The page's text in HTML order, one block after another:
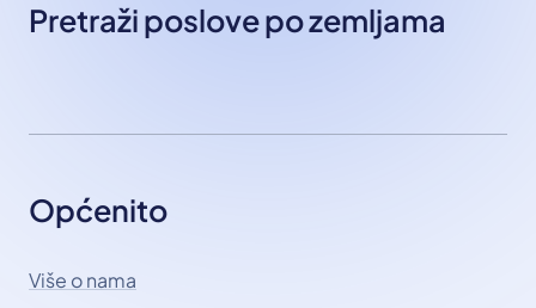
Pretraži poslove po zemljama
Općenito
Više o nama